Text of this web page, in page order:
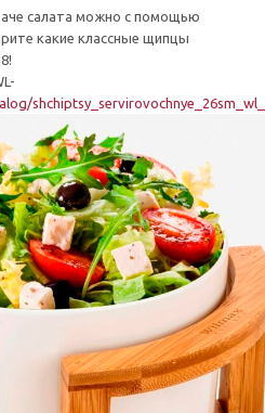
салата можно с помощью
какие классные щипцы